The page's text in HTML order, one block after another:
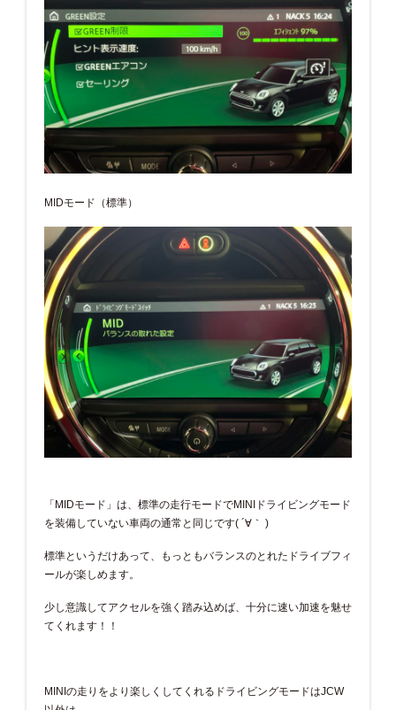
MIDモード（標準）
「MIDモード」は、標準の走行モードでMINIドライビングモード
を装備していない車両の通常と同じです( ´∀｀ )
標準というだけあって、もっともバランスのとれたドライブフィ
ールが楽しめます。
少し意識してアクセルを強く踏み込めば、十分に速い加速を魅せ
てくれます！！
MINIの走りをより楽しくしてくれるドライビングモードはJCW